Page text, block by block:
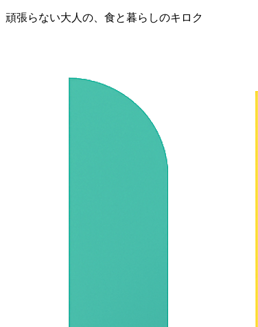
頑張らない大人の、食と暮らしのキロク